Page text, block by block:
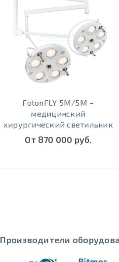
FotonFLY 5М/5М –
медицинский
хирургический светильник
От 870 000 руб.
Производители